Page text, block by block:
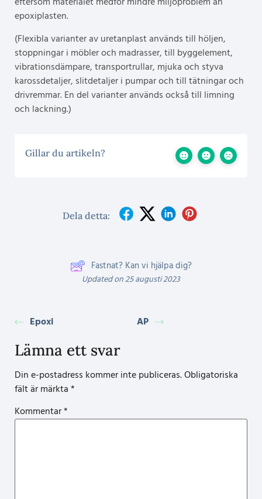
epoxiplasten.
(Flexibla varianter av uretanplast används till höljen,
stoppningar i möbler och madrasser, till byggelement,
vibrationsdämpare, transportrullar, mjuka och styva
karossdetaljer, slitdetaljer i pumpar och till tätningar och
drivremmar. En del varianter används också till limning
och lackning.)
Gillar du artikeln?
Dela detta:
Fastnat? Kan vi hjälpa dig?
Updated on 25 augusti 2023
Epoxi AP
Lämna ett svar
Din e-postadress kommer inte publiceras.Obligatoriska
fält är märkta*
Kommentar*